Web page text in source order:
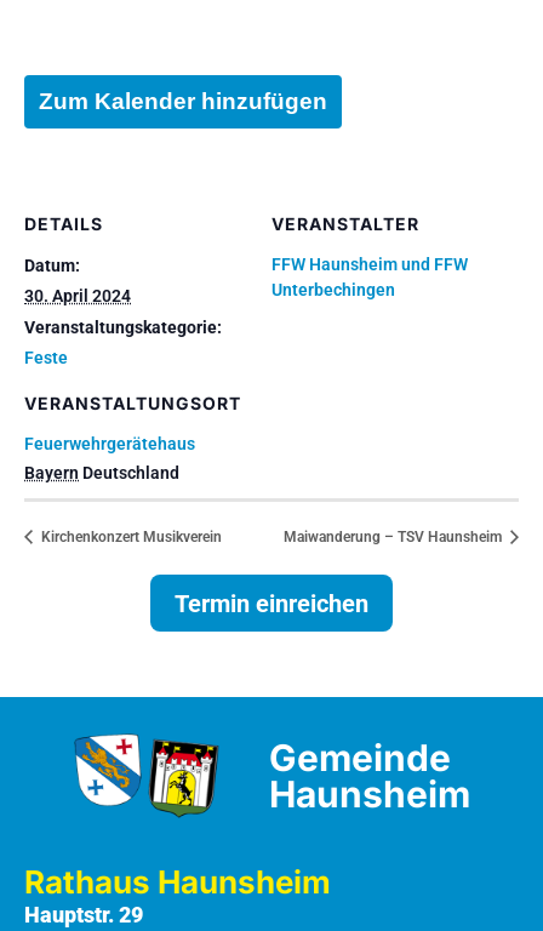
Zum Kalender hinzufügen
DETAILS
Datum:
30. April 2024
Veranstaltungskategorie:
Feste
VERANSTALTUNGSORT
Feuerwehrgerätehaus
Bayern Deutschland
VERANSTALTER
FFW Haunsheim und FFW
Unterbechingen
Kirchenkonzert Musikverein Maiwanderung – TSV Haunsheim
Termin einreichen
Gemeinde
Haunsheim
Rathaus Haunsheim
Hauptstr. 29